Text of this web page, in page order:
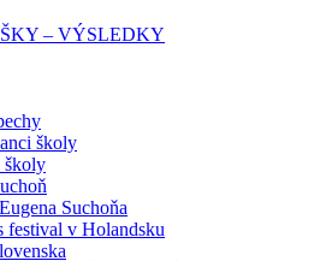
– VÝSLEDKY
školy
Suchoňa
festival v Holandsku